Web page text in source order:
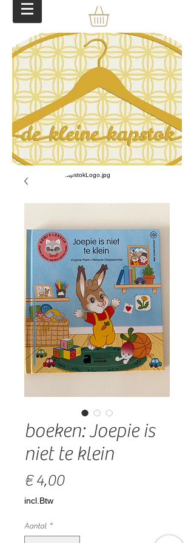
boeken: Joepie is
niet te klein
€ 4,00Prijs
incl.Btw
Aantal *